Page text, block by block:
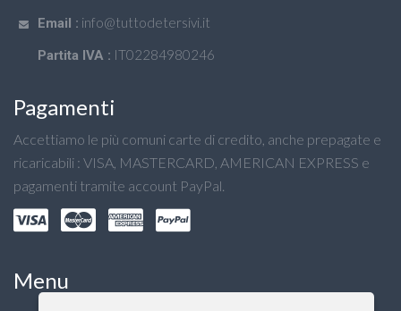
Email : info@tuttodetersivi.it
Partita IVA : IT02284980246
Pagamenti
Accettiamo le più comuni carte di credito, anche prepagate e
ricaricabili : VISA, MASTERCARD, AMERICAN EXPRESS e
pagamenti tramite account PayPal.
Menu